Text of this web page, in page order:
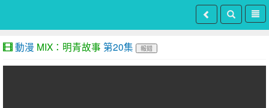
動漫 MIX：明青故事 第20集 報錯